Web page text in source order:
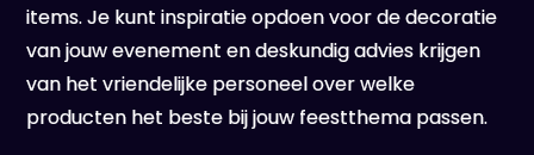
items. Je kunt inspiratie opdoen voor de decoratie
van jouw evenement en deskundig advies krijgen
van het vriendelijke personeel over welke
producten het beste bij jouw feestthema passen.